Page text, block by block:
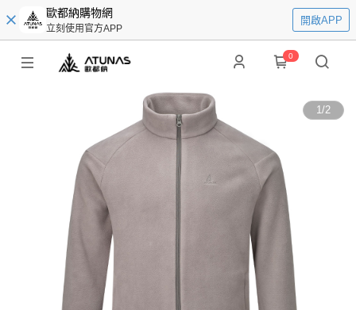
歐都納購物網
立刻使用官方APP
開啟APP
0
1/2